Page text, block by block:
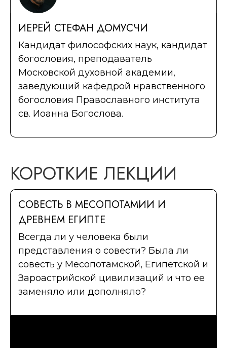
ИЕРЕЙ СТЕФАН ДОМУСЧИ
Кандидат философских наук, кандидат
богословия, преподаватель
Московской духовной академии,
заведующий кафедрой нравственного
богословия Православного института
св. Иоанна Богослова.
КОРОТКИЕ ЛЕКЦИИ
СОВЕСТЬ В МЕСОПОТАМИИ И
ДРЕВНЕМ ЕГИПТЕ
Всегда ли у человека были
представления о совести? Была ли
совесть у Месопотамской, Египетской и
Зароастрийской цивилизаций и что ее
заменяло или дополняло?